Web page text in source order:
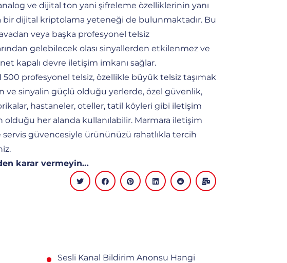
ve dijital ton yani şifreleme özelliklerinin yanı
bir dijital kriptolama yeteneği de bulunmaktadır. Bu
veya başka profesyonel telsiz
gelebilecek olası sinyallerden etkilenmez ve
kapalı devre iletişim imkanı sağlar.
500 profesyonel telsiz, özellikle büyük telsiz taşımak
ve sinyalin güçlü olduğu yerlerde, özel güvenlik,
hastaneler, oteller, tatil köyleri gibi iletişim
olduğu her alanda kullanılabilir. Marmara iletişim
servis güvencesiyle ürününüzü rahatlıkla tercih
karar vermeyin…
Sesli Kanal Bildirim Anonsu Hangi